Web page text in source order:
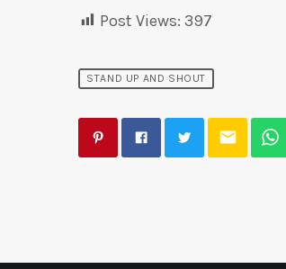
Post Views: 397
STAND UP AND SHOUT
email